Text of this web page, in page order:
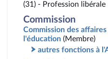
(31) - Profession libérale
Commission
Commission des
l'éducation (Membre)
autres fonctions à